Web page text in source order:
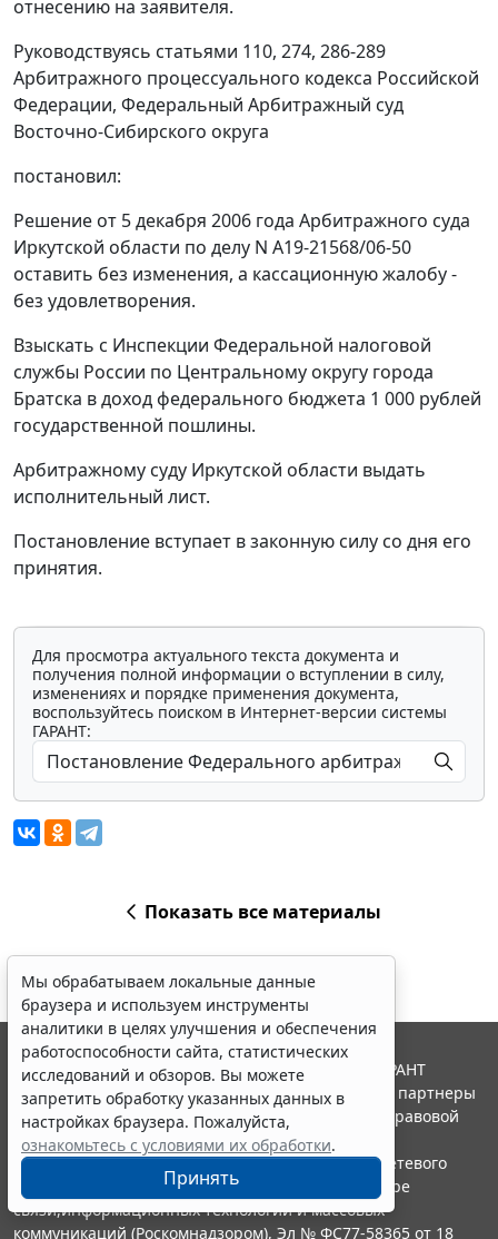
отнесению на заявителя.
Руководствуясь статьями 110, 274, 286-289
Арбитражного процессуального кодекса Российской
Федерации, Федеральный Арбитражный суд
Восточно-Сибирского округа
постановил:
Решение от 5 декабря 2006 года Арбитражного суда
Иркутской области по делу N А19-21568/06-50
оставить без изменения, а кассационную жалобу -
без удовлетворения.
Взыскать с Инспекции Федеральной налоговой
службы России по Центральному округу города
Братска в доход федерального бюджета 1 000 рублей
государственной пошлины.
Арбитражному суду Иркутской области выдать
исполнительный лист.
Постановление вступает в законную силу со дня его
принятия.
Для просмотра актуального текста документа и
получения полной информации о вступлении в силу,
изменениях и порядке применения документа,
воспользуйтесь поиском в Интернет-версии системы
ГАРАНТ:
Показать все материалы
Мы обрабатываем локальные данные
браузера и используем инструменты
аналитики в целях улучшения и обеспечения
работоспособности сайта, статистических
исследований и обзоров. Вы можете
запретить обработку указанных данных в
настройках браузера. Пожалуйста,
ознакомьтесь с условиями их обработки.
Принять
© ООО "НПП "ГАРАНТ-СЕРВИС", 2026. Система ГАРАНТ
выпускается с 1990 года. Компания "Гарант" и ее партнеры
являются участниками Российской ассоциации правовой
информации ГАРАНТ.
Портал ГАРАНТ.РУ зарегистрирован в качестве сетевого
издания Федеральной службой по надзору в сфере
связи,информационных технологий и массовых
коммуникаций (Роскомнадзором), Эл № ФС77-58365 от 18